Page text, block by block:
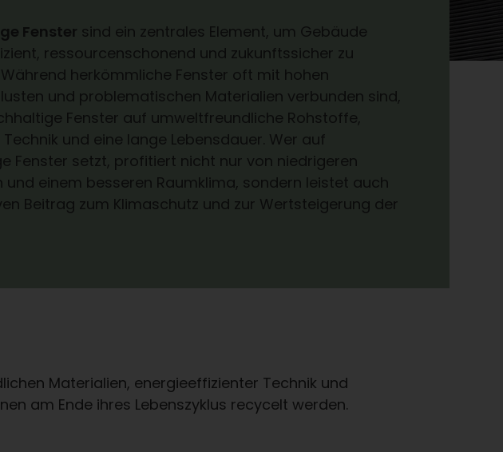
Fenster sind ein zentrales Element, um Gebäude
ressourcenschonend und zukunftssicher zu
herkömmliche Fenster oft mit hohen
und problematischen Materialien verbunden sind,
Fenster auf umweltfreundliche Rohstoffe,
und eine lange Lebensdauer. Wer auf
Fenster setzt, profitiert nicht nur von niedrigeren
und einem besseren Raumklima, sondern leistet auch
Beitrag zum Klimaschutz und zur Wertsteigerung der
Materialien, energieeffizienter Technik und
am Ende ihres Lebenszyklus recycelt werden.